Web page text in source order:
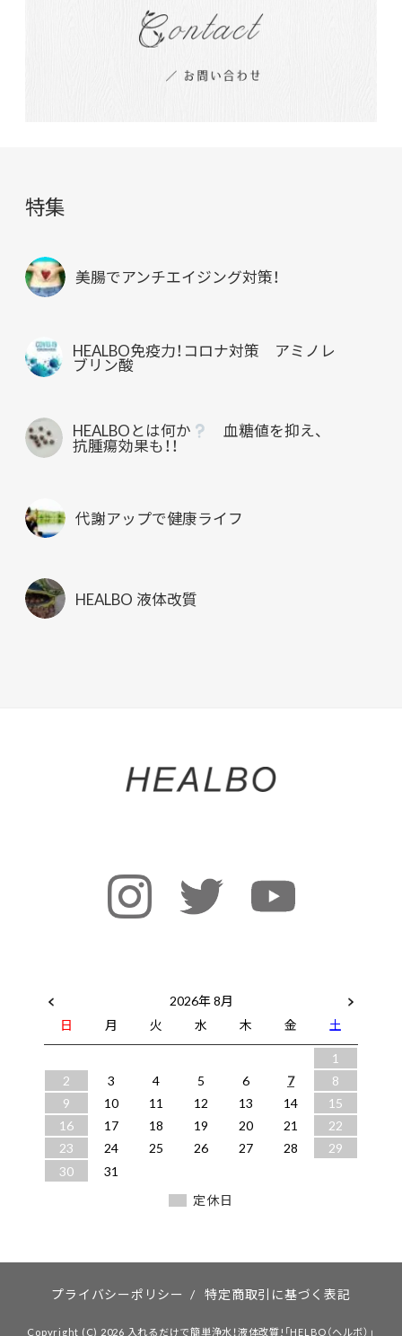
特集
美腸でアンチエイジング対策！
HEALBO免疫力！コロナ対策 アミノレ
ブリン酸
HEALBOとは何か 血糖値を抑え、
抗腫瘍効果も！！
代謝アップで健康ライフ
HEALBO 液体改質
2026年 8月
日
月 火 水 木 金
土
1
2
3 4 5 6 7
8
9
10 11 12 13 14
15
16
17 18 19 20 21
22
23
24 25 26 27 28
29
30
31
定休日
プライバシーポリシー / 特定商取引に基づく表記
Copyright (C) 2026 入れるだけで簡単浄水！液体改質!「HELBO（ヘルボ）」